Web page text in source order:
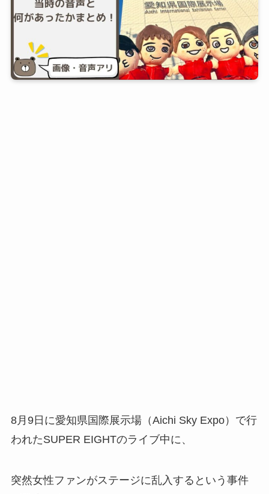
8月9日に愛知県国際展示場（Aichi Sky Expo）で行
われたSUPER EIGHTのライブ中に、
突然女性ファンがステージに乱入するという事件